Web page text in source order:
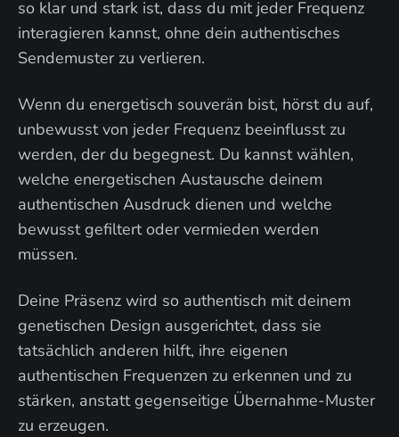
so klar und stark ist, dass du mit jeder Frequenz
interagieren kannst, ohne dein authentisches
Sendemuster zu verlieren.
Wenn du energetisch souverän bist, hörst du auf,
unbewusst von jeder Frequenz beeinflusst zu
werden, der du begegnest. Du kannst wählen,
welche energetischen Austausche deinem
authentischen Ausdruck dienen und welche
bewusst gefiltert oder vermieden werden
müssen.
Deine Präsenz wird so authentisch mit deinem
genetischen Design ausgerichtet, dass sie
tatsächlich anderen hilft, ihre eigenen
authentischen Frequenzen zu erkennen und zu
stärken, anstatt gegenseitige Übernahme-Muster
zu erzeugen.